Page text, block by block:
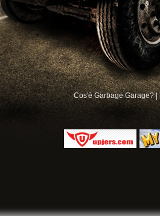
Cos'è Garbage Garage? |